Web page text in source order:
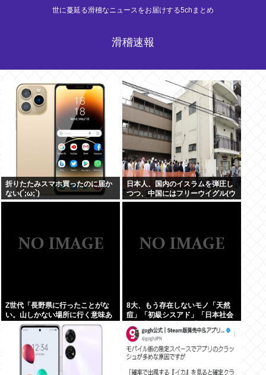
世に蔓延る滑稽なニュースをお届けする5chまとめ
滑稽速報
折りたたみスマホ買ったのに届か
ない(´;ω;`)
日本人、国内のイスラムを弾圧し
つつ、中国にはフリーウイグル(ウ
イグルはほぼムスリム)を叫ぶ意味
Z世代「長野県に行ったことがな
い。山しかない場所に行く意味あ
る？」←これ
8大、もう存在しないモノ「天然
痘」「初級シスアド」「日本社会
党」「コンパイル」「AmPm」
「ジャスコ」「共立薬科大学」